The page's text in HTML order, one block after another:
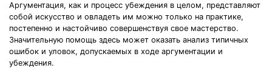
Аргументация, как и процесс убеждения в целом, представляют
собой искусство и овладеть им можно только на практике,
постепенно и настойчиво совершенствуя свое мастерство.
Значительную помощь здесь может оказать анализ типичных
ошибок и уловок, допускаемых в ходе аргументации и
убеждения.